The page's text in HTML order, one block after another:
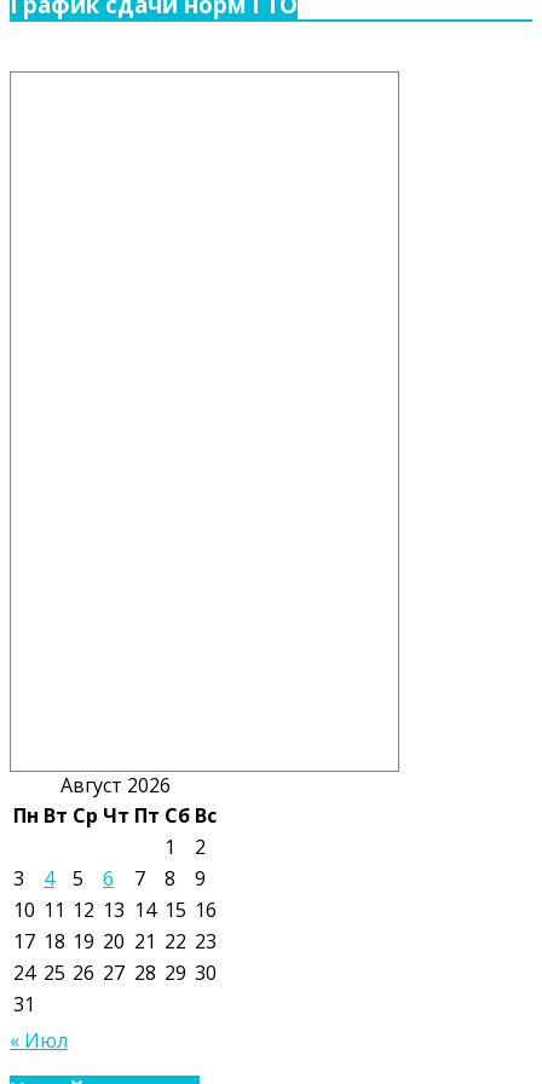
Август 2026
Пн Вт Ср Чт Пт Сб Вс
1
2
3
4 5 6 7 8
9
10 11 12 13 14 15 16
17 18 19 20 21 22 23
24 25 26 27 28 29 30
31
« Июл